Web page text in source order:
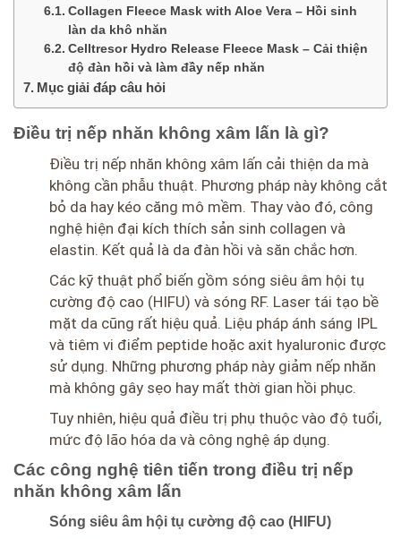
Collagen Fleece Mask with Aloe Vera – Hồi sinh
làn da khô nhăn
Celltresor Hydro Release Fleece Mask – Cải thiện
độ đàn hồi và làm đầy nếp nhăn
Mục giải đáp câu hỏi
Điều trị nếp nhăn không xâm lấn là gì?
Điều trị nếp nhăn không xâm lấn cải thiện da mà
không cần phẫu thuật. Phương pháp này không cắt
bỏ da hay kéo căng mô mềm. Thay vào đó, công
nghệ hiện đại kích thích sản sinh collagen và
elastin. Kết quả là da đàn hồi và săn chắc hơn.
Các kỹ thuật phổ biến gồm sóng siêu âm hội tụ
cường độ cao (HIFU) và sóng RF. Laser tái tạo bề
mặt da cũng rất hiệu quả. Liệu pháp ánh sáng IPL
và tiêm vi điểm peptide hoặc axit hyaluronic được
sử dụng. Những phương pháp này giảm nếp nhăn
mà không gây sẹo hay mất thời gian hồi phục.
Tuy nhiên, hiệu quả điều trị phụ thuộc vào độ tuổi,
mức độ lão hóa da và công nghệ áp dụng.
Các công nghệ tiên tiến trong điều trị nếp
nhăn không xâm lấn
Sóng siêu âm hội tụ cường độ cao (HIFU)